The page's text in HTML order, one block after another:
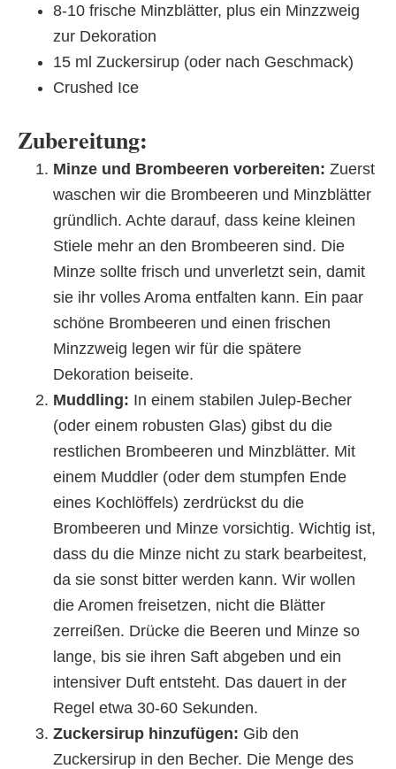
8-10 frische Minzblätter, plus ein Minzzweig
zur Dekoration
15 ml Zuckersirup (oder nach Geschmack)
Crushed Ice
Zubereitung:
Minze und Brombeeren vorbereiten: Zuerst
waschen wir die Brombeeren und Minzblätter
gründlich. Achte darauf, dass keine kleinen
Stiele mehr an den Brombeeren sind. Die
Minze sollte frisch und unverletzt sein, damit
sie ihr volles Aroma entfalten kann. Ein paar
schöne Brombeeren und einen frischen
Minzzweig legen wir für die spätere
Dekoration beiseite.
Muddling: In einem stabilen Julep-Becher
(oder einem robusten Glas) gibst du die
restlichen Brombeeren und Minzblätter. Mit
einem Muddler (oder dem stumpfen Ende
eines Kochlöffels) zerdrückst du die
Brombeeren und Minze vorsichtig. Wichtig ist,
dass du die Minze nicht zu stark bearbeitest,
da sie sonst bitter werden kann. Wir wollen
die Aromen freisetzen, nicht die Blätter
zerreißen. Drücke die Beeren und Minze so
lange, bis sie ihren Saft abgeben und ein
intensiver Duft entsteht. Das dauert in der
Regel etwa 30-60 Sekunden.
Zuckersirup hinzufügen: Gib den
Zuckersirup in den Becher. Die Menge des